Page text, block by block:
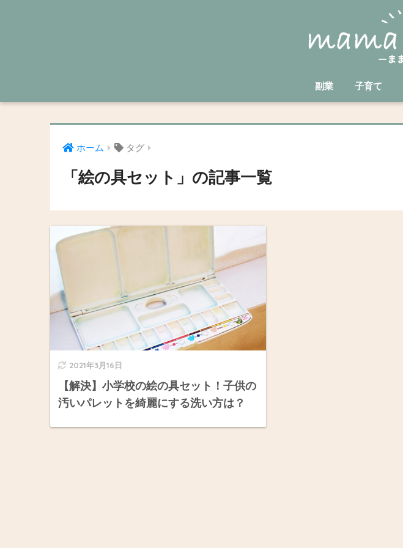
副業 子育て
ホーム タグ
「絵の具セット」の記事一覧
2021年3月16日
【解決】小学校の絵の具セット！子供の
汚いパレットを綺麗にする洗い方は？